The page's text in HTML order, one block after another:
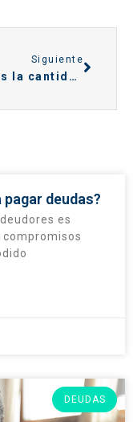
Siguiente
¿Cuál es la cantidad mínima de deuda para ir a juicio?
deudas?
es
DEUDAS